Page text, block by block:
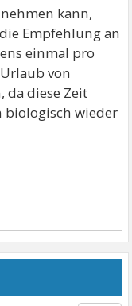
kann,
Empfehlung an
einmal pro
von
da diese Zeit
biologisch wieder